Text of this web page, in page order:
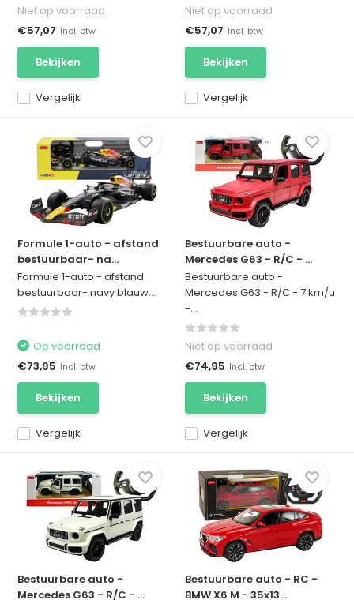
Vergelijk
Niet op voorraad
€57,07 Incl. btw
Bekijken
Vergelijk
Niet op voorraad
€57,07 Incl. btw
Bekijken
Formule 1-auto - afstand
bestuurbaar- na...
Formule 1-auto - afstand
bestuurbaar- navy blauw...
Vergelijk
Op voorraad
€73,95 Incl. btw
Bekijken
Bestuurbare auto -
Mercedes G63 - R/C - ...
Bestuurbare auto -
Mercedes G63 - R/C - 7 km/u
-...
Vergelijk
Niet op voorraad
€74,95 Incl. btw
Bekijken
Bestuurbare auto -
Mercedes G63 - R/C - ...
Bestuurbare auto - RC -
BMW X6 M - 35x13...